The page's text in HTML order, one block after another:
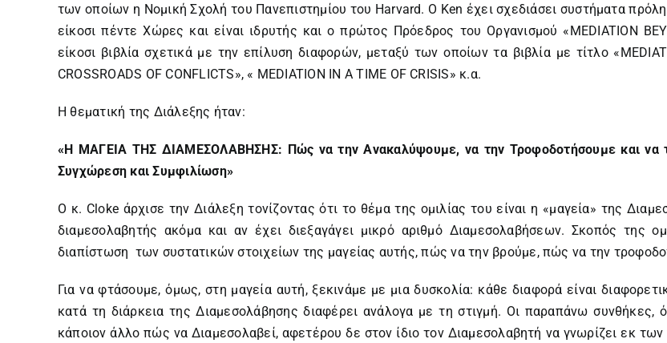
των οποίων η Νομική Σχολή του Πανεπιστημίου του Harvard. Ο Ken έχει σχεδιάσει συστήματα
είκοσι πέντε Χώρες και είναι ιδρυτής και ο πρώτος Πρόεδρος του Οργανισμού «MEDIATION
είκοσι βιβλία σχετικά με την επίλυση διαφορών, μεταξύ των οποίων τα βιβλία με τίτλο
CROSSROADS OF CONFLICTS», « MEDIATION IN A TIME OF CRISIS» κ.α.
Η θεματική της Διάλεξης ήταν:
«Η ΜΑΓΕΙΑ ΤΗΣ ΔΙΑΜΕΣΟΛΑΒΗΣΗΣ: Πώς να την Ανακαλύψουμε, να την Τροφοδοτήσουμε και να
Συγχώρεση και Συμφιλίωση»
Ο κ. Cloke άρχισε την Διάλεξη τονίζοντας ότι το θέμα της ομιλίας του είναι η «μαγεία» της
διαμεσολαβητής ακόμα και αν έχει διεξαγάγει μικρό αριθμό Διαμεσολαβήσεων. Σκοπός της
διαπίστωση των συστατικών στοιχείων της μαγείας αυτής, πώς να την βρούμε, πώς να την
Για να φτάσουμε, όμως, στη μαγεία αυτή, ξεκινάμε με μια δυσκολία: κάθε διαφορά είναι
κατά τη διάρκεια της Διαμεσολάβησης διαφέρει ανάλογα με τη στιγμή. Οι παραπάνω
κάποιον άλλο πώς να Διαμεσολαβεί, αφετέρου δε στον ίδιο τον Διαμεσολαβητή να γνωρίζει εκ